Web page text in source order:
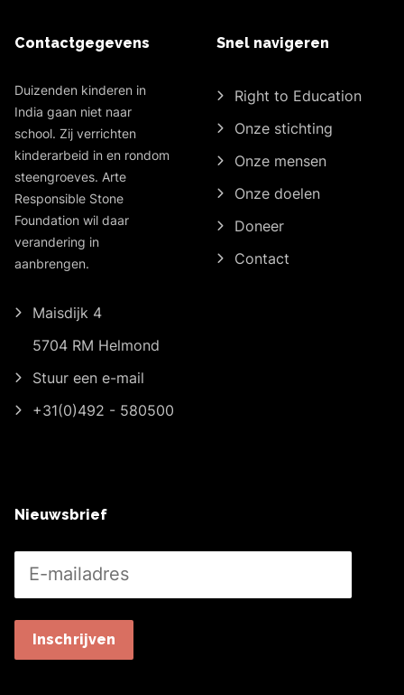
Contactgegevens
Duizenden kinderen in
India gaan niet naar
school. Zij verrichten
kinderarbeid in en rondom
steengroeves. Arte
Responsible Stone
Foundation wil daar
verandering in
aanbrengen.
Maisdijk 4
5704 RM Helmond
Stuur een e-mail
+31(0)492 - 580500
Snel navigeren
Right to Education
Onze stichting
Onze mensen
Onze doelen
Doneer
Contact
Nieuwsbrief